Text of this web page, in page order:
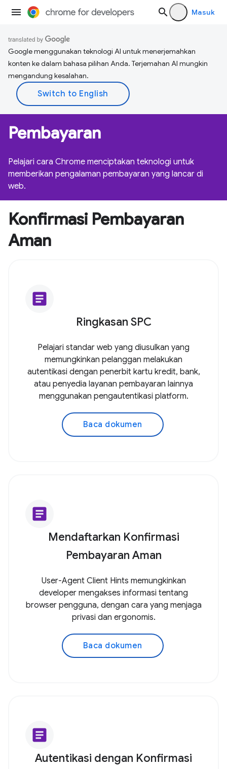
Masuk
Google menggunakan teknologi AI untuk menerjemahkan
konten ke dalam bahasa pilihan Anda. Terjemahan AI mungkin
mengandung kesalahan.
Pembayaran
Pelajari cara Chrome menciptakan teknologi untuk
memberikan pengalaman pembayaran yang lancar di
web.
Konfirmasi Pembayaran
Aman
article
Ringkasan SPC
Pelajari standar web yang diusulkan yang
memungkinkan pelanggan melakukan
autentikasi dengan penerbit kartu kredit, bank,
atau penyedia layanan pembayaran lainnya
menggunakan pengautentikasi platform.
Baca dokumen
article
Mendaftarkan Konfirmasi
Pembayaran Aman
User-Agent Client Hints memungkinkan
developer mengakses informasi tentang
browser pengguna, dengan cara yang menjaga
privasi dan ergonomis.
Baca dokumen
article
Autentikasi dengan Konfirmasi